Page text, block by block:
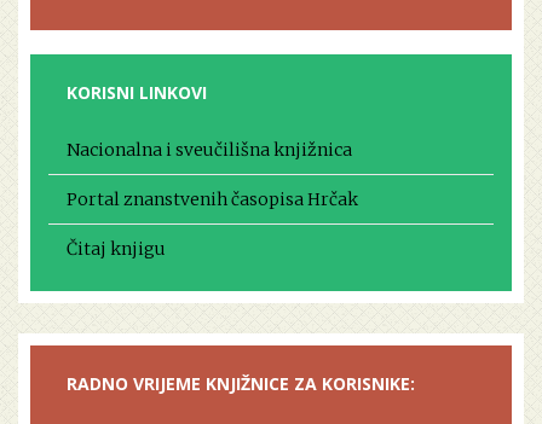
KORISNI LINKOVI
Nacionalna i sveučilišna knjižnica
Portal znanstvenih časopisa Hrčak
Čitaj knjigu
RADNO VRIJEME KNJIŽNICE ZA KORISNIKE: